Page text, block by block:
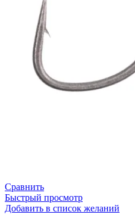
Сравнить
Быстрый просмотр
Добавить в список желаний